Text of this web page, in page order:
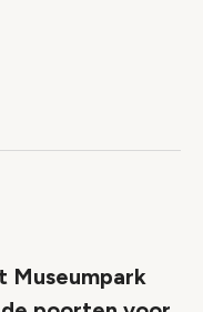
Museumpark